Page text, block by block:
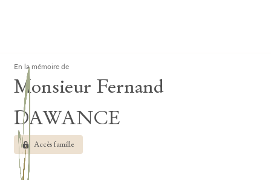
En la mémoire de
Monsieur Fernand
DAWANCE
Accès famille